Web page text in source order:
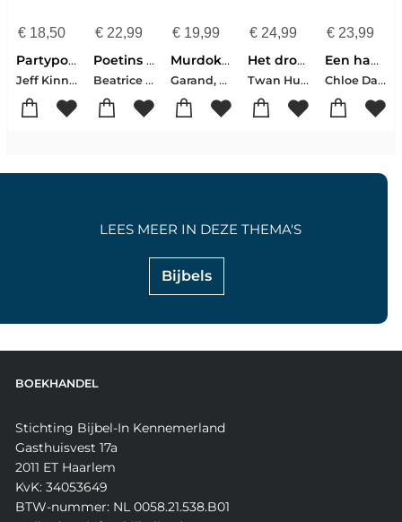
€18,50
Partypooper
Jeff Kinney
€22,99
Poetins tsaristische droom
Beatrice de Graaf-Niels Drost
€ 19,99
Murdoku - Terug In De Tijd
Garand, Manuel
€ 24,99
Het droompad
Twan Huys
€ 23,99
Een haas in huis
Chloe Dalton
Bijbels
LEES MEER IN DEZE THEMA'S
BOEKHANDEL
Stichting Bijbel-In Kennemerland
Gasthuisvest 17a
2011 ET Haarlem
KvK: 34053649
BTW-nummer: NL 0058.21.538.B01